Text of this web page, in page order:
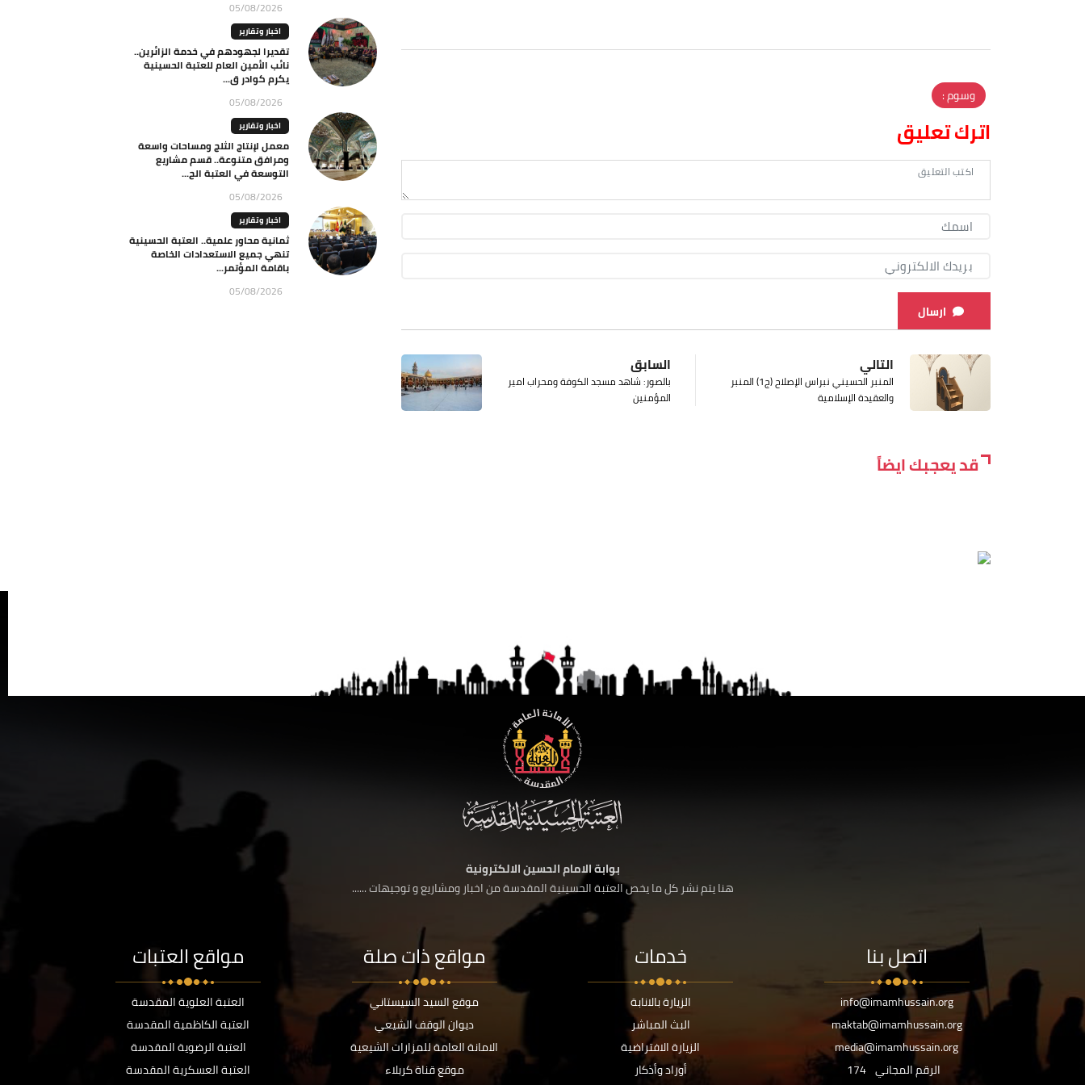
وسوم :
اترك تعليق
ارسال
السابق
بالصور: شاهد مسجد الكوفة ومحراب امير
المؤمنين
التالي
المنبر الحسيني نبراس الإصلاح (ج1) المنبر
والعقيدة الإسلامية
قد يعجبك ايضاً
05/08/2026
اخبار وتقارير
تقديرا لجهودهم في خدمة الزائرين..
نائب الأمين العام للعتبة الحسينية
يكرم كوادر ق...
05/08/2026
اخبار وتقارير
معمل لإنتاج الثلج ومساحات واسعة
ومرافق متنوعة.. قسم مشاريع
التوسعة في العتبة الح...
05/08/2026
اخبار وتقارير
ثمانية محاور علمية.. العتبة الحسينية
تنهي جميع الاستعدادات الخاصة
باقامة المؤتمر...
05/08/2026
بوابة الامام الحسين الالكترونية
هنا يتم نشر كل ما يخص العتبة الحسينية المقدسة من اخبار ومشاريع و توجيهات ......
اتصل بنا
info@imamhussain.org
maktab@imamhussain.org
media@imamhussain.org
الرقم المجاني 174
خدمات
الزيارة بالانابة
البث المباشر
الزيارة الافتراضية
أوراد وأذكار
مواقع ذات صلة
موقع السيد السيستاني
ديوان الوقف الشيعي
الامانة العامة للمزارات الشيعية
موقع قناة كربلاء
مواقع العتبات
العتبة العلوية المقدسة
العتبة الكاظمية المقدسة
العتبة الرضوية المقدسة
العتبة العسكرية المقدسة